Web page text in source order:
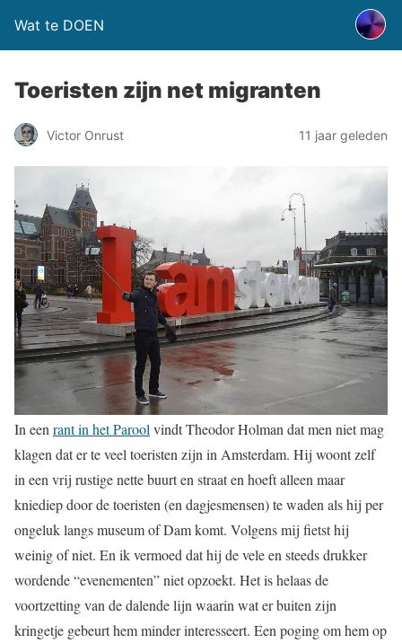
Wat te DOEN
Toeristen zijn net migranten
Victor Onrust 11 jaar geleden
In een rant in het Parool vindt Theodor Holman dat men niet mag
klagen dat er te veel toeristen zijn in Amsterdam. Hij woont zelf
in een vrij rustige nette buurt en straat en hoeft alleen maar
kniediep door de toeristen (en dagjesmensen) te waden als hij per
ongeluk langs museum of Dam komt. Volgens mij fietst hij
weinig of niet. En ik vermoed dat hij de vele en steeds drukker
wordende “evenementen” niet opzoekt. Het is helaas de
voortzetting van de dalende lijn waarin wat er buiten zijn
kringetje gebeurt hem minder interesseert. Een poging om hem op